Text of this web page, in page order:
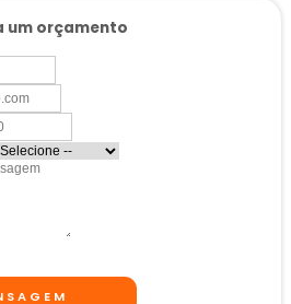
um orçamento